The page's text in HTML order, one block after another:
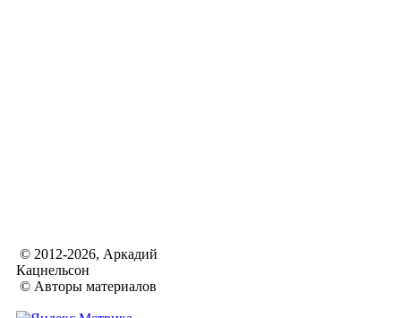
© 2012-2026, Аркадий
Кацнельсон
© Авторы материалов